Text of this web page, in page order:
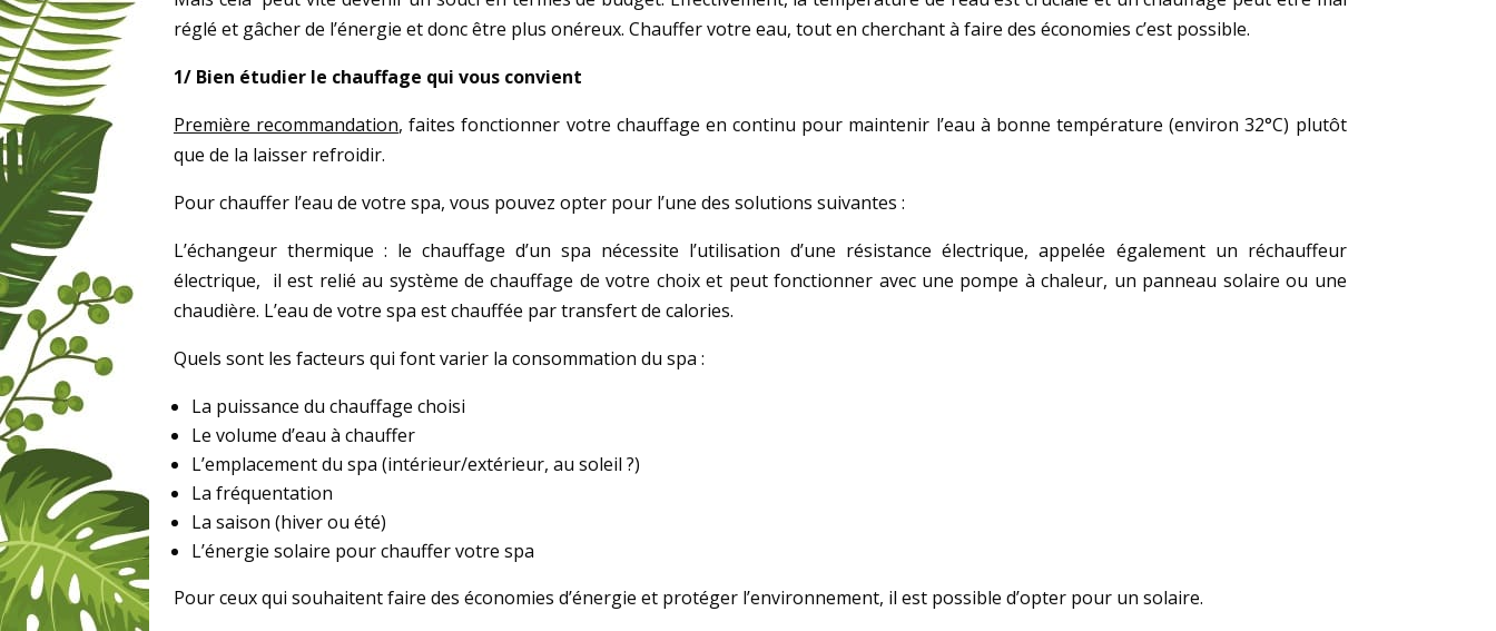
réglé et gâcher de l’énergie et donc être plus onéreux. Chauffer votre eau, tout en cherchant à faire des économies c’est possible.
1/ Bien étudier le chauffage qui vous convient
Première recommandation, faites fonctionner votre chauffage en continu pour maintenir l’eau à bonne température (environ 32°C) plutôt
que de la laisser refroidir.
Pour chauffer l’eau de votre spa, vous pouvez opter pour l’une des solutions suivantes :
L’échangeur thermique : le chauffage d’un spa nécessite l’utilisation d’une résistance électrique, appelée également un réchauffeur
électrique, il est relié au système de chauffage de votre choix et peut fonctionner avec une pompe à chaleur, un panneau solaire ou une
chaudière. L’eau de votre spa est chauffée par transfert de calories.
Quels sont les facteurs qui font varier la consommation du spa :
La puissance du chauffage choisi
Le volume d’eau à chauffer
L’emplacement du spa (intérieur/extérieur, au soleil ?)
La fréquentation
La saison (hiver ou été)
L’énergie solaire pour chauffer votre spa
Pour ceux qui souhaitent faire des économies d’énergie et protéger l’environnement, il est possible d’opter pour un solaire.